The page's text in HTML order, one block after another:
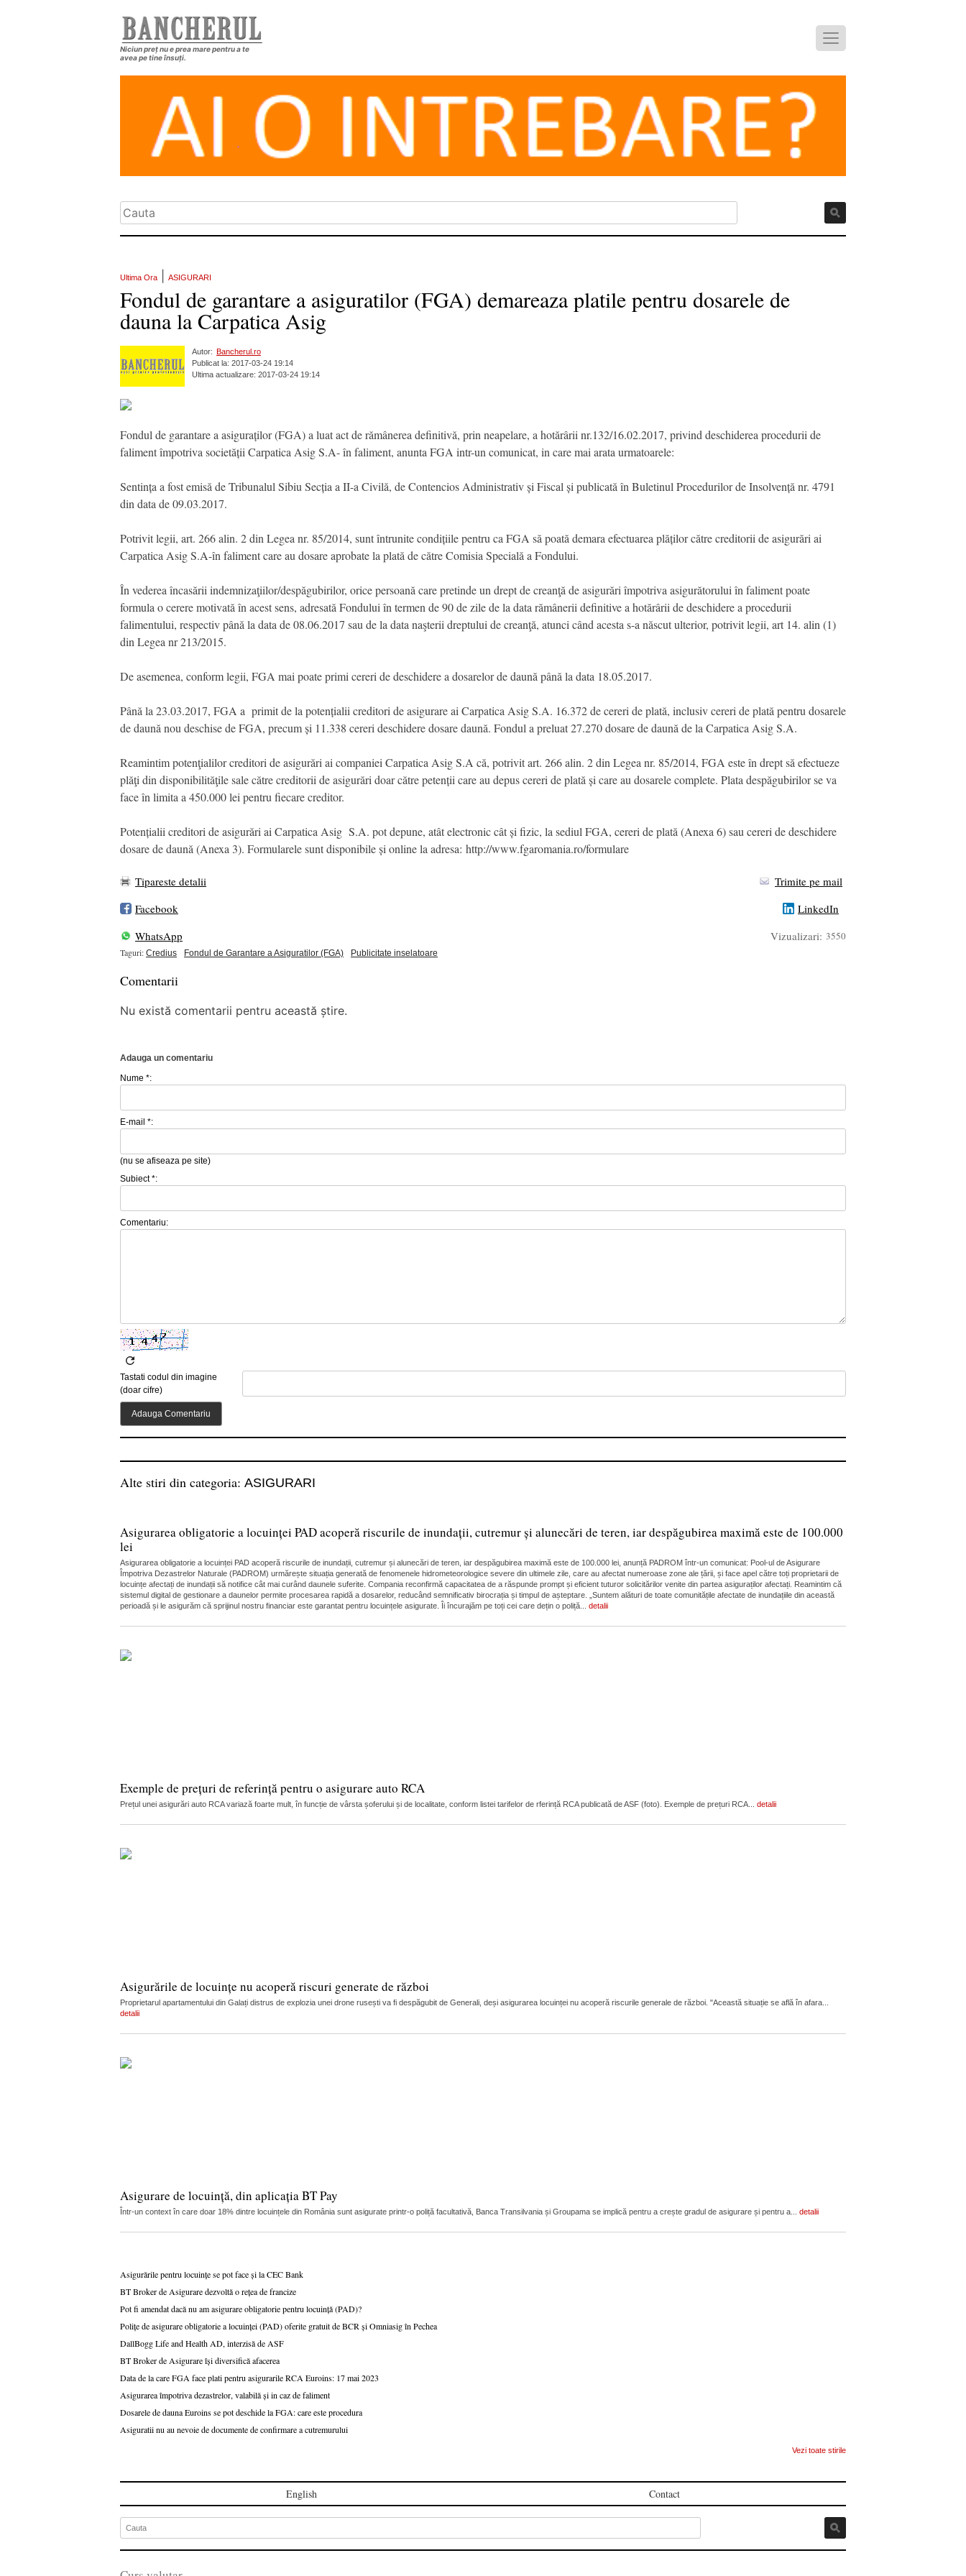
Niciun preț nu e prea mare pentru a te
avea pe tine însuți.
Ultima Ora ASIGURARI
Fondul de garantare a asiguratilor (FGA) demareaza platile pentru dosarele de
dauna la Carpatica Asig
Autor:
Bancherul.ro
Publicat la: 2017-03-24 19:14
Ultima actualizare: 2017-03-24 19:14
Fondul de garantare a asiguraților (FGA) a luat act de rămânerea definitivă, prin neapelare, a hotărârii nr.132/16.02.2017, privind deschiderea procedurii de
faliment împotriva societății Carpatica Asig S.A- în faliment, anunta FGA intr-un comunicat, in care mai arata urmatoarele:
Sentința a fost emisă de Tribunalul Sibiu Secția a II-a Civilă, de Contencios Administrativ și Fiscal și publicată în Buletinul Procedurilor de Insolvență nr. 4791
din data de 09.03.2017.
Potrivit legii, art. 266 alin. 2 din Legea nr. 85/2014, sunt întrunite condițiile pentru ca FGA să poată demara efectuarea plăților către creditorii de asigurări ai
Carpatica Asig S.A-în faliment care au dosare aprobate la plată de către Comisia Specială a Fondului.
În vederea încasării indemnizaţiilor/despăgubirilor, orice persoană care pretinde un drept de creanţă de asigurări împotriva asigurătorului în faliment poate
formula o cerere motivată în acest sens, adresată Fondului în termen de 90 de zile de la data rămânerii definitive a hotărârii de deschidere a procedurii
falimentului, respectiv până la data de 08.06.2017 sau de la data naşterii dreptului de creanţă, atunci când acesta s-a născut ulterior, potrivit legii, art 14. alin (1)
din Legea nr 213/2015.
De asemenea, conform legii, FGA mai poate primi cereri de deschidere a dosarelor de daună până la data 18.05.2017.
Până la 23.03.2017, FGA a primit de la potențialii creditori de asigurare ai Carpatica Asig S.A. 16.372 de cereri de plată, inclusiv cereri de plată pentru dosarele
de daună nou deschise de FGA, precum și 11.338 cereri deschidere dosare daună. Fondul a preluat 27.270 dosare de daună de la Carpatica Asig S.A.
Reamintim potenţialilor creditori de asigurări ai companiei Carpatica Asig S.A că, potrivit art. 266 alin. 2 din Legea nr. 85/2014, FGA este în drept să efectueze
plăţi din disponibilităţile sale către creditorii de asigurări doar către petenții care au depus cereri de plată și care au dosarele complete. Plata despăgubirilor se va
face în limita a 450.000 lei pentru fiecare creditor.
Potențialii creditori de asigurări ai Carpatica Asig S.A. pot depune, atât electronic cât și fizic, la sediul FGA, cereri de plată (Anexa 6) sau cereri de deschidere
dosare de daună (Anexa 3). Formularele sunt disponibile și online la adresa: http://www.fgaromania.ro/formulare
Tipareste detalii
Trimite pe mail
Facebook
LinkedIn
WhatsApp
Vizualizari: 3550
Taguri: Credius Fondul de Garantare a Asiguratilor (FGA) Publicitate inselatoare
Comentarii
Nu există comentarii pentru această știre.
Adauga un comentariu
Nume *:
E-mail *:
(nu se afiseaza pe site)
Subiect *:
Comentariu:
Tastati codul din imagine
(doar cifre)
Alte stiri din categoria: ASIGURARI
Asigurarea obligatorie a locuinței PAD acoperă riscurile de inundații, cutremur și alunecări de teren, iar despăgubirea maximă este de 100.000
lei
Asigurarea obligatorie a locuinței PAD acoperă riscurile de inundații, cutremur și alunecări de teren, iar despăgubirea maximă este de 100.000 lei, anunță PADROM într-un comunicat: Pool-ul de Asigurare
Împotriva Dezastrelor Naturale (PADROM) urmărește situația generată de fenomenele hidrometeorologice severe din ultimele zile, care au afectat numeroase zone ale țării, și face apel către toți proprietarii de
locuințe afectați de inundații să notifice cât mai curând daunele suferite. Compania reconfirmă capacitatea de a răspunde prompt și eficient tuturor solicitărilor venite din partea asiguraților afectați. Reamintim că
sistemul digital de gestionare a daunelor permite procesarea rapidă a dosarelor, reducând semnificativ birocrația și timpul de așteptare. „Suntem alături de toate comunitățile afectate de inundațiile din această
perioadă și le asigurăm că sprijinul nostru financiar este garantat pentru locuințele asigurate. Îi încurajăm pe toți cei care dețin o poliță... detalii
Exemple de prețuri de referință pentru o asigurare auto RCA
Prețul unei asigurări auto RCA variază foarte mult, în funcție de vârsta șoferului și de localitate, conform listei tarifelor de rferință RCA publicată de ASF (foto). Exemple de prețuri RCA... detalii
Asigurările de locuințe nu acoperă riscuri generate de război
Proprietarul apartamentului din Galați distrus de explozia unei drone rusești va fi despăgubit de Generali, deși asigurarea locuinței nu acoperă riscurile generale de război. "Această situație se află în afara...
detalii
Asigurare de locuință, din aplicația BT Pay
Într-un context în care doar 18% dintre locuințele din România sunt asigurate printr-o poliță facultativă, Banca Transilvania și Groupama se implică pentru a crește gradul de asigurare și pentru a... detalii
Asigurările pentru locuințe se pot face și la CEC Bank
BT Broker de Asigurare dezvoltă o rețea de francize
Pot fi amendat dacă nu am asigurare obligatorie pentru locuință (PAD)?
Polițe de asigurare obligatorie a locuinței (PAD) oferite gratuit de BCR și Omniasig în Pechea
DallBogg Life and Health AD, interzisă de ASF
BT Broker de Asigurare își diversifică afacerea
Data de la care FGA face plati pentru asigurarile RCA Euroins: 17 mai 2023
Asigurarea împotriva dezastrelor, valabilă și in caz de faliment
Dosarele de dauna Euroins se pot deschide la FGA: care este procedura
Asiguratii nu au nevoie de documente de confirmare a cutremurului
Vezi toate stirile
English Contact